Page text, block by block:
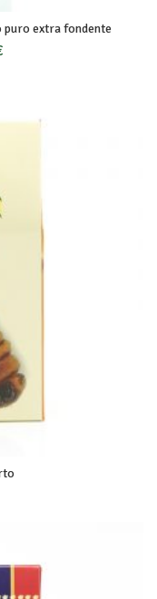
extra fondente